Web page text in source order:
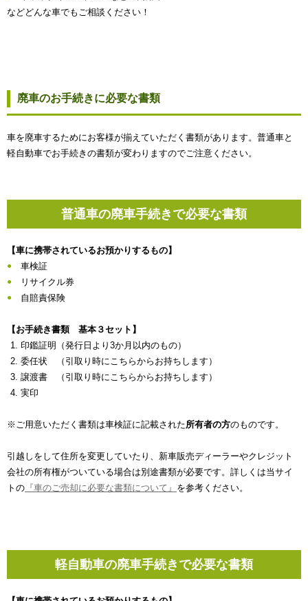
などどんな車でもご相談ください！
廃車のお手続きに必要な書類
車を廃車するためにお客様が揃えていただく書類があります。普通車と
軽自動車でお手続きの書類が変わりますのでご注意ください。
普通車の廃車手続きで必要な書類
【車に携帯されているお預かりするもの】
車検証
リサイクル券
自賠責保険
【お手続き書類 基本３セット】
印鑑証明（発行日より3か月以内のもの）
委任状 （引取り時にこちらからお持ちします）
譲渡書 （引取り時にこちらからお持ちします）
実印
※ご用意いただく書類は車検証に記載された所有者の方のものです。
引越しをして住所を変更していたり、新車販売ディーラーやクレジット
会社の所有権がついている場合は別途書類が必要です。詳しくは当サイ
トの 『車のご売却に必要な書類について』 を参考ください。
軽自動車の廃車手続きで必要な書類